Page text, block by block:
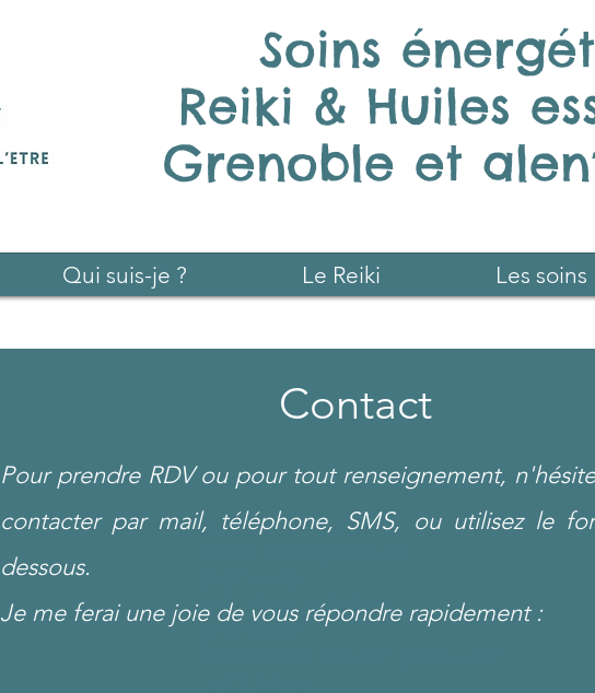
Soins
Reiki & Huiles
Grenoble et
Qui suis-je ? Le Reiki Les soins
Contact
Reiki Grenoble
soin énergétique
grenoble
Pour prendre RDV ou pour tout renseignement,
contacter par mail, téléphone, SMS, ou utilisez le
dessous.
Je me ferai une joie de vous répondre rapidement :